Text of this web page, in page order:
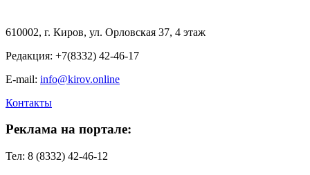
610002, г. Киров, ул. Орловская 37, 4 этаж
Редакция: +7(8332) 42-46-17
E-mail: info@kirov.online
Контакты
Реклама на портале:
Тел: 8 (8332) 42-46-12